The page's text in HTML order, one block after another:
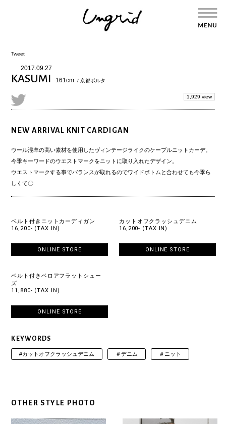
Tweet
2017.09.27
KASUMI 161cm / 京都ポルタ
1,929 view
NEW ARRIVAL KNIT CARDIGAN
ウール混率の高い素材を使用したヴィンテージライクのケーブルニットカーデ。
今季キーワードのウエストマークをニットに取り入れたデザイン。
ウエストマークする事でバランスが取れるのでワイドボトムと合わせても今季ら
しくて〇
ベルト付きニットカーディガン
16,200- (TAX IN)
ONLINE STORE
カットオフクラッシュデニム
16,200- (TAX IN)
ONLINE STORE
ベルト付きベロアフラットシュー
ズ
11,880- (TAX IN)
ONLINE STORE
KEYWORDS
#カットオフクラッシュデニム ＃デニム ＃ニット
OTHER STYLE PHOTO